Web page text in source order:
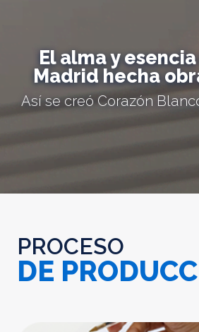
El alma y
Madrid hecha
Así se creó Corazón
PROCESO
DE